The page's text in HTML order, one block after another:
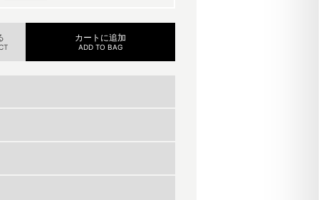
カートに追加
ADD TO BAG